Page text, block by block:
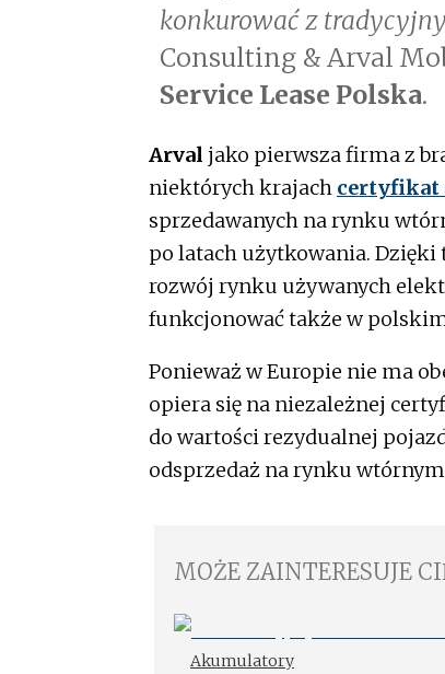
konkurować z
Consulting & Arval
Service Lease Polska.
Arval jako pierwsza firma z
niektórych krajach certyfikat
sprzedawanych na rynku
po latach użytkowania.
rozwój rynku używanych
funkcjonować także w
Ponieważ w Europie nie ma
opiera się na niezależnej
do wartości rezydualnej
odsprzedaż na rynku
MOŻE ZAINTERESUJE
Akumulatory